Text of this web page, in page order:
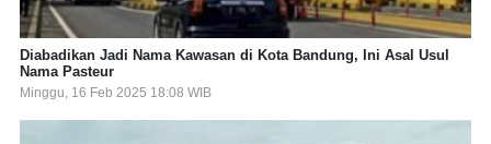
Diabadikan Jadi Nama Kawasan di Kota Bandung, Ini Asal Usul
Nama Pasteur
Minggu, 16 Feb 2025 18:08 WIB